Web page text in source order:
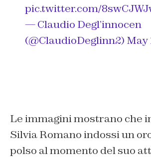
pic.twitter.com/
— Claudio Degl’innocen
(@ClaudioDeglinn2) May
Le immagini mostrano che
Silvia Romano indossi un
polso al momento del suo